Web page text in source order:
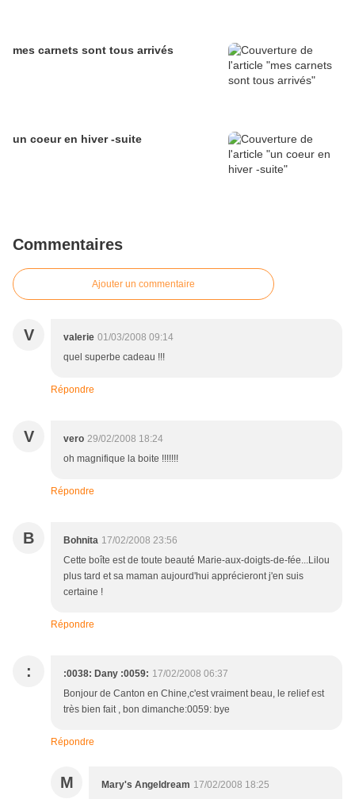
mes carnets sont tous arrivés
un coeur en hiver -suite
Commentaires
Ajouter un commentaire
V valerie 01/03/2008 09:14
quel superbe cadeau !!!
Répondre
V vero 29/02/2008 18:24
oh magnifique la boite !!!!!!!
Répondre
B Bohnita 17/02/2008 23:56
Cette boîte est de toute beauté Marie-aux-doigts-de-fée...Lilou
plus tard et sa maman aujourd'hui apprécieront j'en suis
certaine !
Répondre
: :0038: Dany :0059: 17/02/2008 06:37
Bonjour de Canton en Chine,c'est vraiment beau, le relief est
très bien fait , bon dimanche:0059: bye
Répondre
M Mary's Angeldream 17/02/2008 18:25